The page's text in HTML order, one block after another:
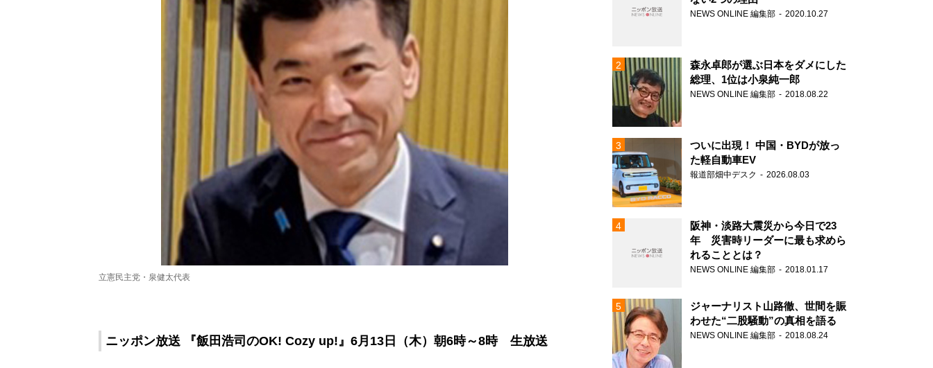
立憲民主党・泉健太代表
ニッポン放送 『飯田浩司のOK! Cozy up!』6月13日（木）朝6時～8時 生放送
NEWS ONLINE 編集部 2020.10.27
森永卓郎が選ぶ日本をダメにした
総理、1位は小泉純一郎
NEWS ONLINE 編集部 2018.08.22
ついに出現！ 中国・BYDが放っ
た軽自動車EV
報道部畑中デスク 2026.08.03
阪神・淡路大震災から今日で23
年 災害時リーダーに最も求めら
れることとは？
NEWS ONLINE 編集部 2018.01.17
ジャーナリスト山路徹、世間を賑
わせた“二股騒動”の真相を語る
NEWS ONLINE 編集部 2018.08.24